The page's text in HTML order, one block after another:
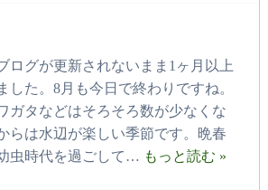
ログが更新されないまま1ヶ月以上
した。8月も今日で終わりですね。
ガタなどはそろそろ数が少なくな
らは水辺が楽しい季節です。晩春
虫時代を過ごして… もっと読む »